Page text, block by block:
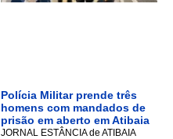
Polícia Militar prende três
homens com mandados de
prisão em aberto em Atibaia
JORNAL ESTÂNCIA de ATIBAIA